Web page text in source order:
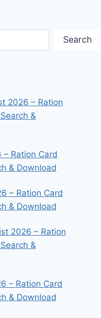
Search
2026 – Ration
&
– Ration Card
& Download
– Ration Card
& Download
2026 – Ration
&
– Ration Card
& Download